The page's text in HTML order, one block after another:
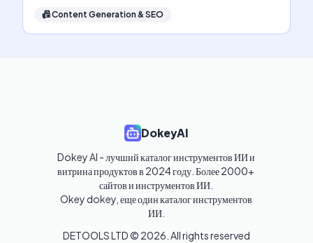
📠Content Generation & SEO
DokeyAI
Dokey AI - лучший каталог инструментов ИИ и
витрина продуктов в 2024 году. Более 2000+
сайтов и инструментов ИИ.
Okey dokey, еще один каталог инструментов
ИИ.
DETOOLS LTD © 2026 . All rights reserved